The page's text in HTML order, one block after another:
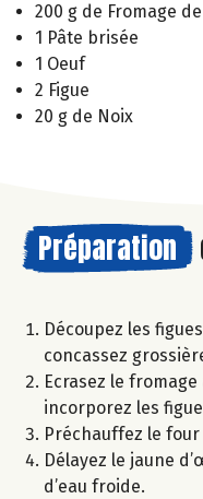
200 g de Fromage
1 Pâte brisée
1 Oeuf
2 Figue
20 g de Noix
Préparation
Découpez les
concassez
Ecrasez le
incorporez les
Préchauffez le
Délayez le jaune
d’eau froide.